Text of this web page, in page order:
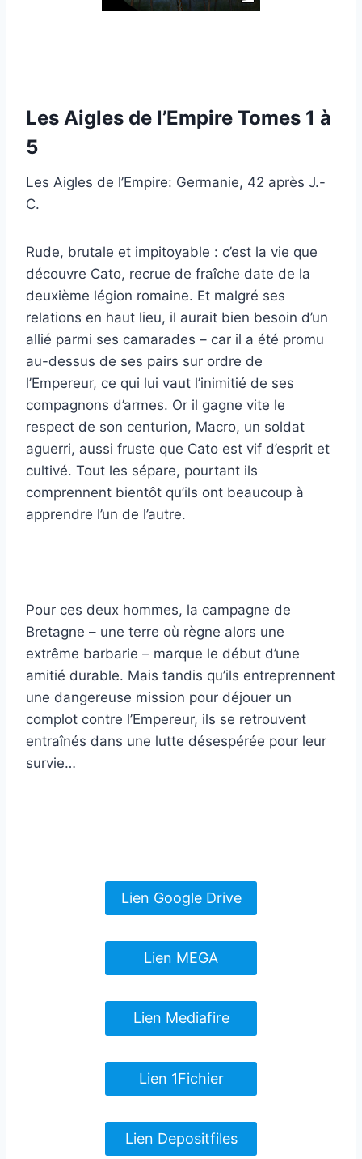
Les Aigles de l’Empire Tomes 1 à
5
Les Aigles de l’Empire: Germanie, 42 après J.-
C.
Rude, brutale et impitoyable : c’est la vie que
découvre Cato, recrue de fraîche date de la
deuxième légion romaine. Et malgré ses
relations en haut lieu, il aurait bien besoin d’un
allié parmi ses camarades – car il a été promu
au-dessus de ses pairs sur ordre de
l’Empereur, ce qui lui vaut l’inimitié de ses
compagnons d’armes. Or il gagne vite le
respect de son centurion, Macro, un soldat
aguerri, aussi fruste que Cato est vif d’esprit et
cultivé. Tout les sépare, pourtant ils
comprennent bientôt qu’ils ont beaucoup à
apprendre l’un de l’autre.
Pour ces deux hommes, la campagne de
Bretagne – une terre où règne alors une
extrême barbarie – marque le début d’une
amitié durable. Mais tandis qu’ils entreprennent
une dangereuse mission pour déjouer un
complot contre l’Empereur, ils se retrouvent
entraînés dans une lutte désespérée pour leur
survie…
Lien Google Drive
Lien MEGA
Lien Mediafire
Lien 1Fichier
Lien Depositfiles